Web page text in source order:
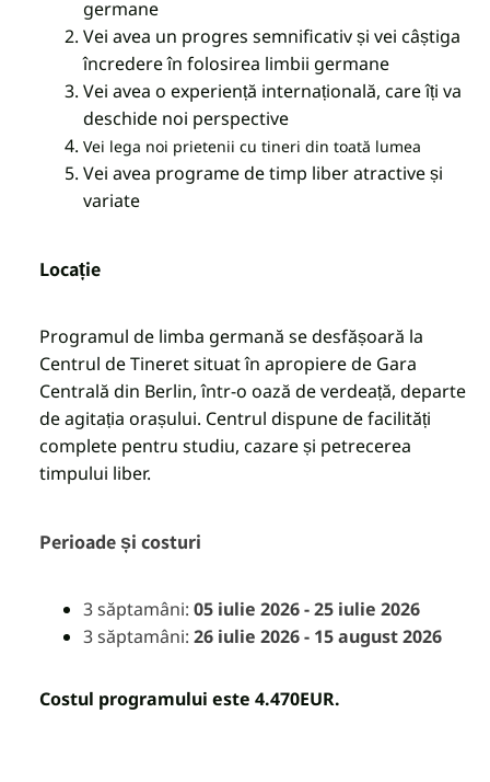
germane
Vei avea un progres semnificativ și vei câștiga
încredere în folosirea limbii germane
Vei avea o experiență internațională, care îți va
deschide noi perspective
Vei lega noi prietenii cu tineri din toată lumea
Vei avea programe de timp liber atractive și
variate
Locație
Programul de limba germană se desfășoară la
Centrul de Tineret situat în apropiere de Gara
Centrală din Berlin, într-o oază de verdeață, departe
de agitația orașului. Centrul dispune de facilități
complete pentru studiu, cazare și petrecerea
timpului liber.
Perioade și costuri
3 săptamâni: 05 iulie 2026 - 25 iulie 2026
3 săptamâni: 26 iulie 2026 - 15 august 2026
Costul programului este 4.470EUR.